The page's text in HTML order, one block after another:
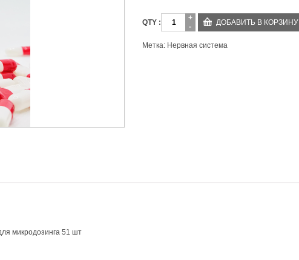
Количество ДОБАВИТЬ В КОРЗИНУ
Метка: Нервная система
микродозинга 51 шт